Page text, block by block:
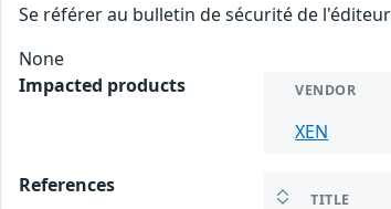
Se référer au bulletin de sécurité de
None
Impacted products
VENDOR
XEN
References
TITLE